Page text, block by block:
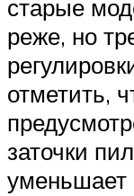
старые
реже, но
отметить,
заточки
уменьшает